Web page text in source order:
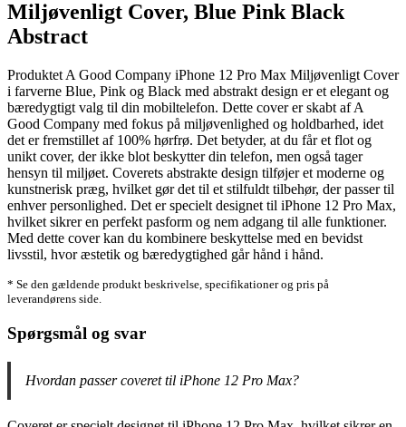
Miljøvenligt Cover, Blue Pink Black
Abstract
Produktet A Good Company iPhone 12 Pro Max Miljøvenligt Cover
i farverne Blue, Pink og Black med abstrakt design er et elegant og
bæredygtigt valg til din mobiltelefon. Dette cover er skabt af A
Good Company med fokus på miljøvenlighed og holdbarhed, idet
det er fremstillet af 100% hørfrø. Det betyder, at du får et flot og
unikt cover, der ikke blot beskytter din telefon, men også tager
hensyn til miljøet. Coverets abstrakte design tilføjer et moderne og
kunstnerisk præg, hvilket gør det til et stilfuldt tilbehør, der passer til
enhver personlighed. Det er specielt designet til iPhone 12 Pro Max,
hvilket sikrer en perfekt pasform og nem adgang til alle funktioner.
Med dette cover kan du kombinere beskyttelse med en bevidst
livsstil, hvor æstetik og bæredygtighed går hånd i hånd.
* Se den gældende produkt beskrivelse, specifikationer og pris på
leverandørens side.
Spørgsmål og svar
Hvordan passer coveret til iPhone 12 Pro Max?